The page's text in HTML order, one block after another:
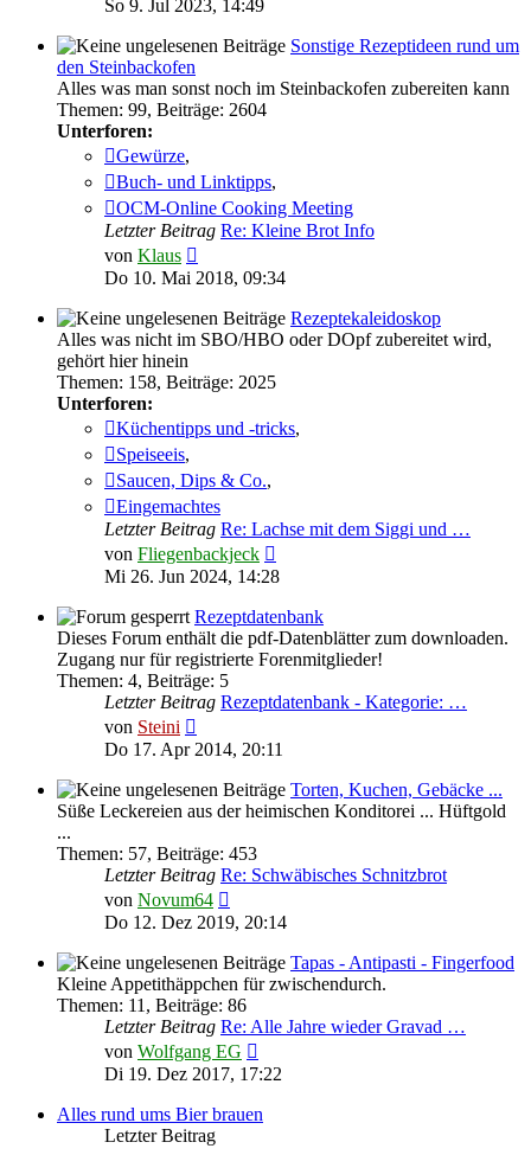
So 9. Jul 2023, 14:49
Sonstige Rezeptideen rund um
den Steinbackofen
Alles was man sonst noch im Steinbackofen zubereiten kann
Themen: 99, Beiträge: 2604
Unterforen:
Gewürze,
Buch- und Linktipps,
OCM-Online Cooking Meeting
Letzter Beitrag Re: Kleine Brot Info
von Klaus
Beitrag
Do 10. Mai 2018, 09:34
Rezeptekaleidoskop
Alles was nicht im SBO/HBO oder DOpf zubereitet wird,
gehört hier hinein
Themen: 158, Beiträge: 2025
Unterforen:
Küchentipps und -tricks,
Speiseeis,
Saucen, Dips & Co.,
Eingemachtes
Letzter Beitrag Re: Lachse mit dem Siggi und …
von Fliegenbackjeck
Beitrag
Mi 26. Jun 2024, 14:28
Rezeptdatenbank
Dieses Forum enthält die pdf-Datenblätter zum downloaden.
Zugang nur für registrierte Forenmitglieder!
Themen: 4, Beiträge: 5
Letzter Beitrag Rezeptdatenbank - Kategorie: …
von Steini
Beitrag
Do 17. Apr 2014, 20:11
Torten, Kuchen, Gebäcke ...
Süße Leckereien aus der heimischen Konditorei ... Hüftgold
...
Themen: 57, Beiträge: 453
Letzter Beitrag Re: Schwäbisches Schnitzbrot
von Novum64
Beitrag
Do 12. Dez 2019, 20:14
Tapas - Antipasti - Fingerfood
Kleine Appetithäppchen für zwischendurch.
Themen: 11 , Beiträge: 86
Letzter Beitrag Re: Alle Jahre wieder Gravad …
von Wolfgang EG
Beitrag
Di 19. Dez 2017, 17:22
Alles rund ums Bier brauen
Letzter Beitrag